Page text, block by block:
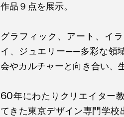
作品９点を展示。
グラフィック、アート、イ
イ、ジュエリー——多彩な領
会やカルチャーと向き合い、
60年にわたりクリエイター
てきた東京デザイン専門学校